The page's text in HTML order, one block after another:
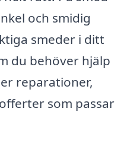
och smidig
smeder i ditt
du behöver hjälp
reparationer,
som passar